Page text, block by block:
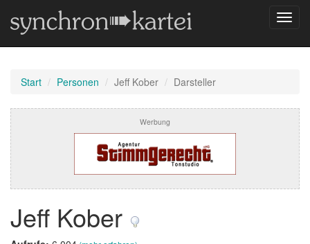
Start Personen Jeff Kober Darsteller
Werbung
Jeff Kober